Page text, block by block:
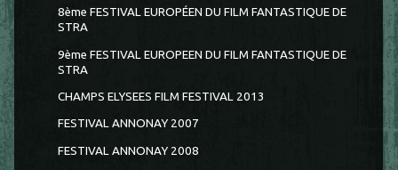
8ème FESTIVAL EUROPÉEN DU FILM FANTASTIQUE DE
STRA
9ème FESTIVAL EUROPEEN DU FILM FANTASTIQUE DE
STRA
CHAMPS ELYSEES FILM FESTIVAL 2013
FESTIVAL ANNONAY 2007
FESTIVAL ANNONAY 2008